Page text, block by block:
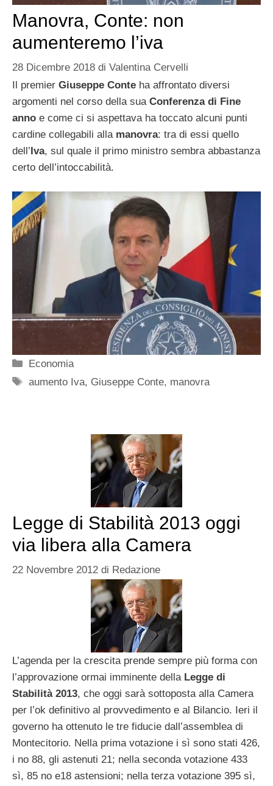
Manovra, Conte: non
aumenteremo l’iva
28 Dicembre 2018 di Valentina Cervelli
Il premier Giuseppe Conte ha affrontato diversi
argomenti nel corso della suaConferenza di Fine
anno e come ci si aspettava ha toccato alcuni punti
cardine collegabili alla manovra: tra di essi quello
dell’ Iva, sul quale il primo ministro sembra abbastanza
certo dell’intoccabilità.
Categorie
Economia
Tag
aumento Iva, Giuseppe Conte, manovra
Legge di Stabilità 2013 oggi
via libera alla Camera
22 Novembre 2012 di Redazione
L’agenda per la crescita prende sempre più forma con
l’approvazione ormai imminente della Legge di
Stabilità 2013, che oggi sarà sottoposta alla Camera
per l’ok definitivo al provvedimento e al Bilancio. Ieri il
governo ha ottenuto le tre fiducie dall’assemblea di
Montecitorio. Nella prima votazione i sì sono stati 426,
i no 88, gli astenuti 21; nella seconda votazione 433
sì, 85 no e18 astensioni; nella terza votazione 395 sì,